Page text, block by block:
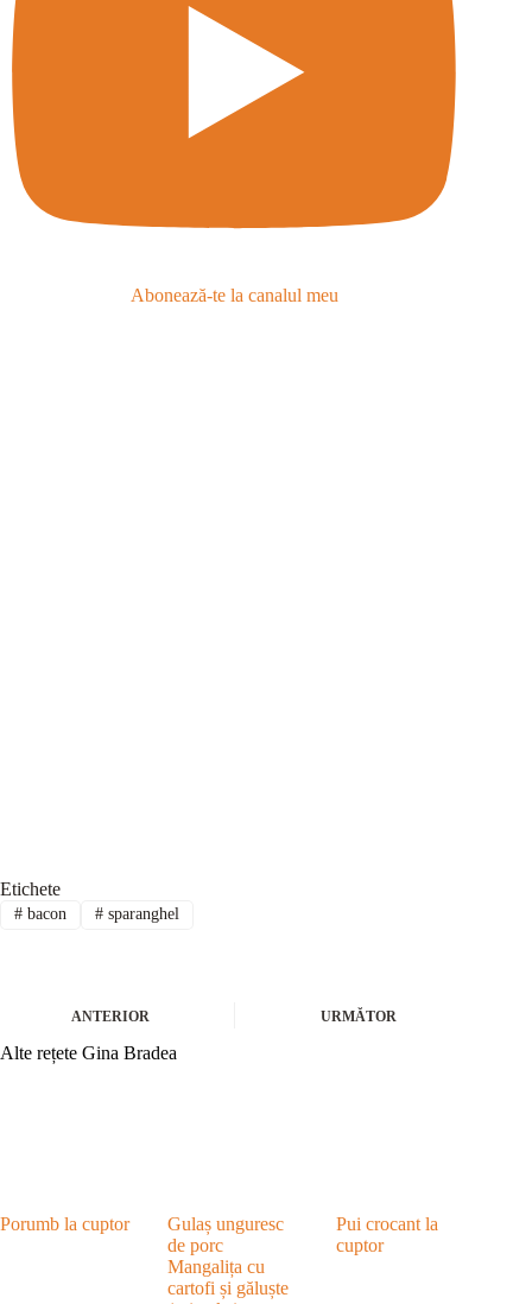
Abonează-te la canalul meu
Etichete
#bacon #sparanghel
ANTERIOR URMĂTOR
Alte rețete Gina Bradea
Porumb la cuptor
Gulaș unguresc
de porc
Mangalița cu
cartofi și găluște
Pui crocant la
cuptor